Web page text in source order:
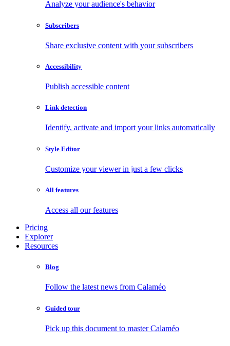
Analyze your audience's behavior
Subscribers
Share exclusive content with your subscribers
Accessibility
Publish accessible content
Link detection
Identify, activate and import your links automatically
Style Editor
Customize your viewer in just a few clicks
All features
Access all our features
Pricing
Explorer
Resources
Blog
Follow the latest news from Calaméo
Guided tour
Pick up this document to master Calaméo